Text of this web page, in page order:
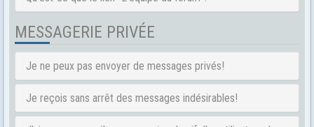
MESSAGERIE PRIVÉE
Je ne peux pas envoyer de messages privés!
Je reçois sans arrêt des messages indésirables!